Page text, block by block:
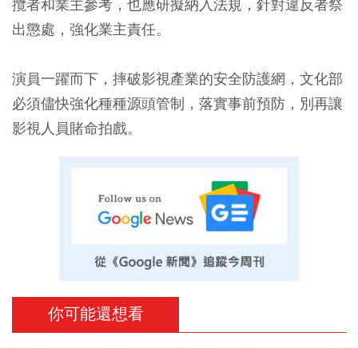
攬者和業主參考，也應研擬納入法規，針對違反者祭
出懲處，強化業主責任。
演員一躍而下，摔破影視產業的安全防護網，文化部
必須儘快強化種種源頭管制，落實事前預防，別再讓
影視人員賭命拍戲。
你可能還想看